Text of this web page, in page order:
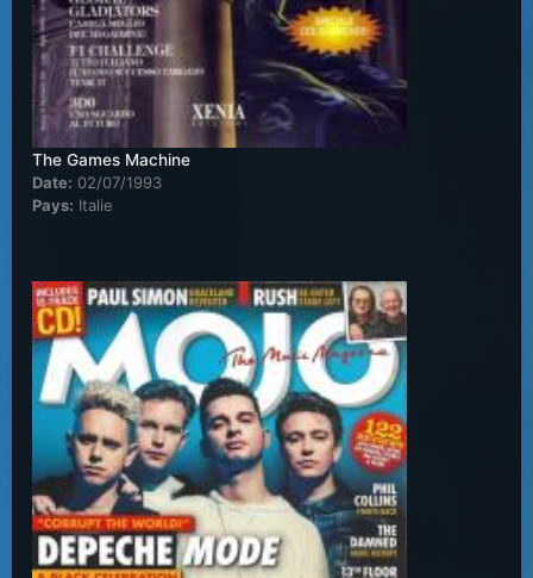
The Games Machine
Date: 02/07/1993
Pays: Italie